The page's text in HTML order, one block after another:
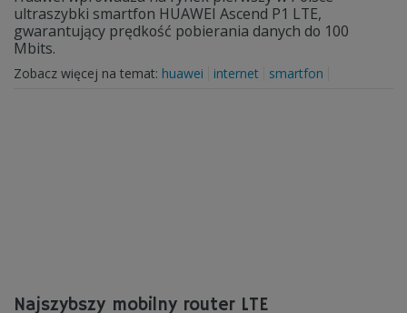
ultraszybki smartfon HUAWEI Ascend P1 LTE,
gwarantujący prędkość pobierania danych do 100
Mbits.
Zobacz więcej na temat: huawei internet smartfon
Najszybszy mobilny router LTE